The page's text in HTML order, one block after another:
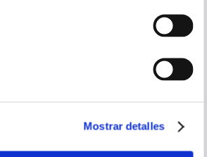
Mostrar detalles